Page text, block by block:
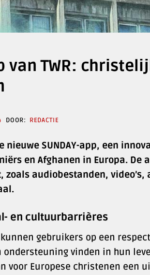
van TWR:
REDACTIE
nieuwe SUNDAY-app, een
en Afghanen in Europa. De
zoals audiobestanden,
en cultuurbarrières
kunnen gebruikers op een
vinden in hun
voor Europese christenen een